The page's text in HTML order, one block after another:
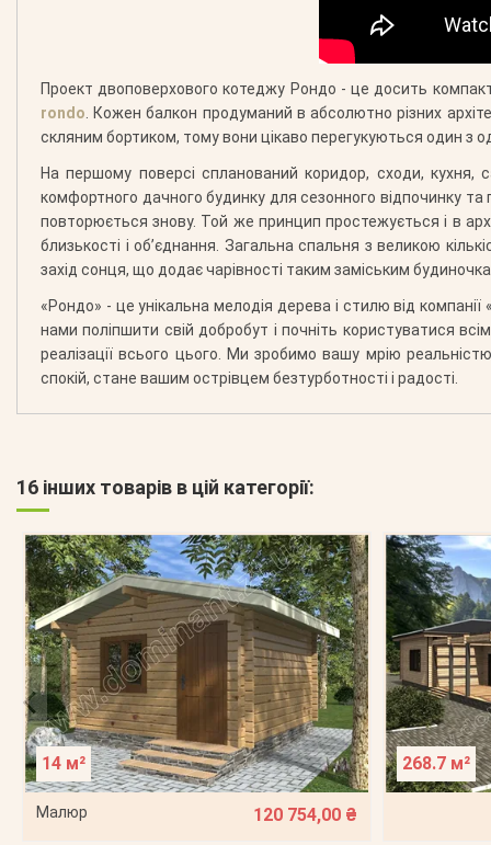
Проект двоповерхового котеджу Рондо - це досить
rondo . Кожен балкон продуманий в абсолютно різних
скляним бортиком, тому вони цікаво перегукуються один
На першому поверсі спланований коридор, сходи, кухня,
комфортного дачного будинку для сезонного відпочинку
повторюється знову. Той же принцип простежується і в
близькості і об’єднання. Загальна спальня з великою
захід сонця, що додає чарівності таким заміським
«Рондо» - це унікальна мелодія дерева і стилю від
нами поліпшити свій добробут і почніть користуватися
реалізації всього цього. Ми зробимо вашу мрію
спокій, стане вашим острівцем безтурботності і радості.
16 інших товарів в цій категорії:
14 м²
Малюр 120 754,00 ₴
268.7 м²